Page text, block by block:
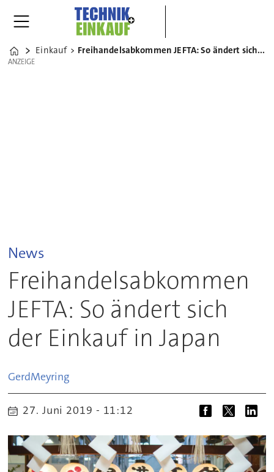
Home
Einkauf Freihandelsabkommen JEFTA: So ändert sich der Einkauf in Japan
ANZEIGE
ANZEIGE
News
Freihandelsabkommen
JEFTA: So ändert sich
der Einkauf in Japan
GerdMeyring
27. Juni 2019 - 11:12